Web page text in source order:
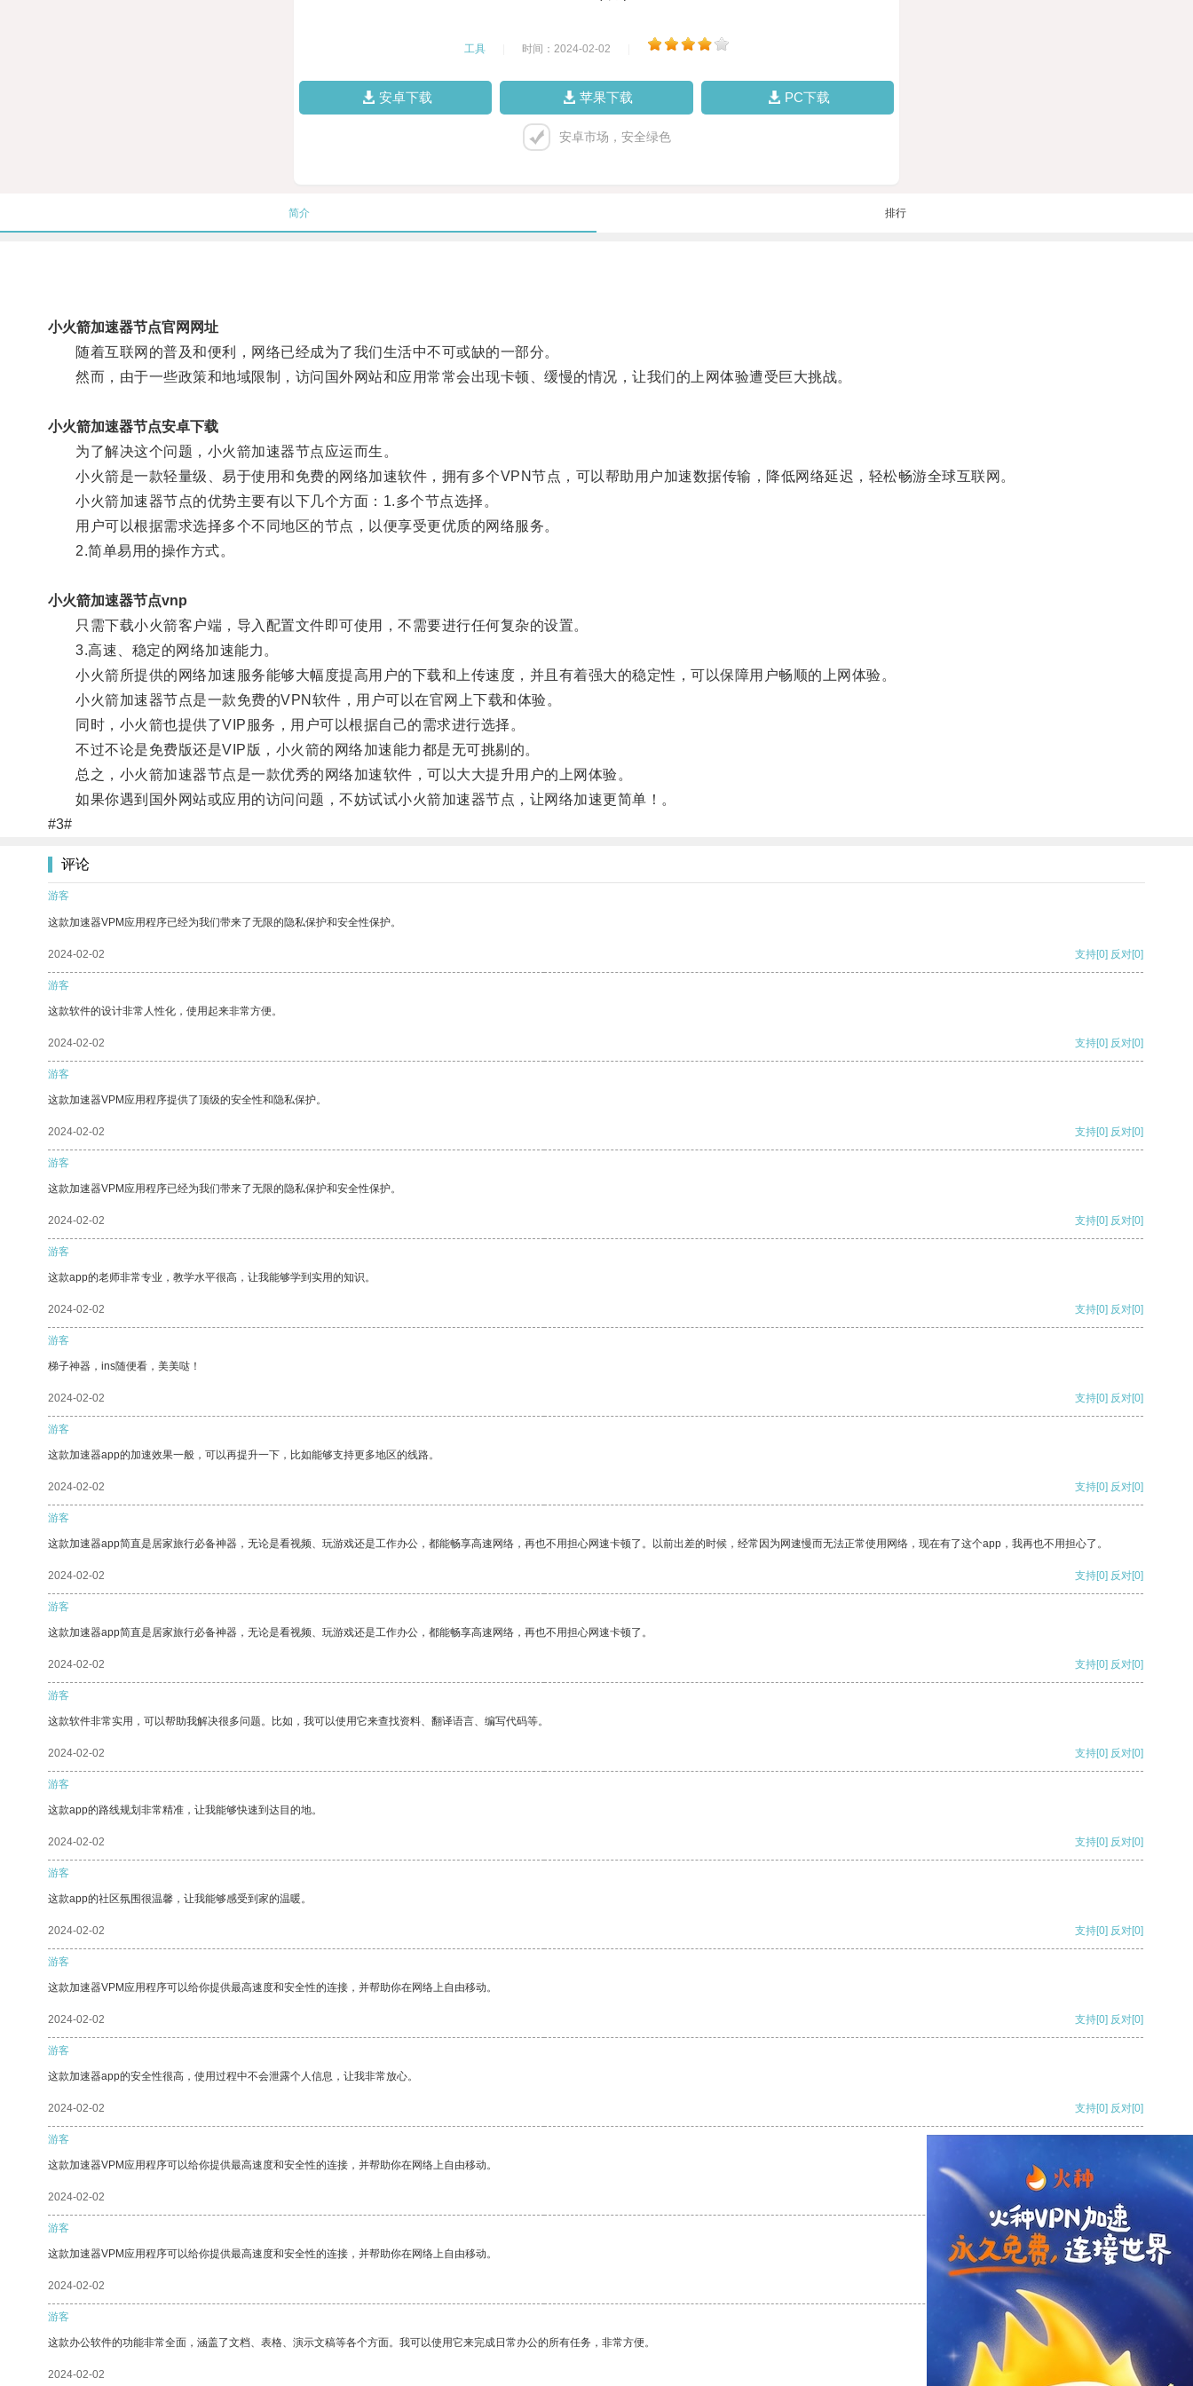
工具 时间：2024-02-02
安卓下载 苹果下载 PC下载
安卓市场，安全绿色
简介 排行
小火箭加速器节点官网网址
随着互联网的普及和便利，网络已经成为了我们生活中不可或缺的一部分。
然而，由于一些政策和地域限制，访问国外网站和应用常常会出现卡顿、缓慢的情况，让我们的上网体验遭受巨大挑战。
小火箭加速器节点安卓下载
为了解决这个问题，小火箭加速器节点应运而生。
小火箭是一款轻量级、易于使用和免费的网络加速软件，拥有多个VPN节点，可以帮助用户加速数据传输，降低网络延迟，轻松畅游全球互联网。
小火箭加速器节点的优势主要有以下几个方面：1.多个节点选择。
用户可以根据需求选择多个不同地区的节点，以便享受更优质的网络服务。
2.简单易用的操作方式。
小火箭加速器节点vnp
只需下载小火箭客户端，导入配置文件即可使用，不需要进行任何复杂的设置。
3.高速、稳定的网络加速能力。
小火箭所提供的网络加速服务能够大幅度提高用户的下载和上传速度，并且有着强大的稳定性，可以保障用户畅顺的上网体验。
小火箭加速器节点是一款免费的VPN软件，用户可以在官网上下载和体验。
同时，小火箭也提供了VIP服务，用户可以根据自己的需求进行选择。
不过不论是免费版还是VIP版，小火箭的网络加速能力都是无可挑剔的。
总之，小火箭加速器节点是一款优秀的网络加速软件，可以大大提升用户的上网体验。
如果你遇到国外网站或应用的访问问题，不妨试试小火箭加速器节点，让网络加速更简单！。
#3#
评论
游客
这款加速器VPM应用程序已经为我们带来了无限的隐私保护和安全性保护。
2024-02-02 支持[0] 反对[0]
游客
这款软件的设计非常人性化，使用起来非常方便。
2024-02-02 支持[0] 反对[0]
游客
这款加速器VPM应用程序提供了顶级的安全性和隐私保护。
2024-02-02 支持[0] 反对[0]
游客
这款加速器VPM应用程序已经为我们带来了无限的隐私保护和安全性保护。
2024-02-02 支持[0] 反对[0]
游客
这款app的老师非常专业，教学水平很高，让我能够学到实用的知识。
2024-02-02 支持[0] 反对[0]
游客
梯子神器，ins随便看，美美哒！
2024-02-02 支持[0] 反对[0]
游客
这款加速器app的加速效果一般，可以再提升一下，比如能够支持更多地区的线路。
2024-02-02 支持[0] 反对[0]
游客
这款加速器app简直是居家旅行必备神器，无论是看视频、玩游戏还是工作办公，都能畅享高速网络，再也不用担心网速卡顿了。以前出差的时候，经常因为网速慢而无法正常使用网络，现在有了这个app，我再也不用担心了。
2024-02-02 支持[0] 反对[0]
游客
这款加速器app简直是居家旅行必备神器，无论是看视频、玩游戏还是工作办公，都能畅享高速网络，再也不用担心网速卡顿了。
2024-02-02 支持[0] 反对[0]
游客
这款软件非常实用，可以帮助我解决很多问题。比如，我可以使用它来查找资料、翻译语言、编写代码等。
2024-02-02 支持[0] 反对[0]
游客
这款app的路线规划非常精准，让我能够快速到达目的地。
2024-02-02 支持[0] 反对[0]
游客
这款app的社区氛围很温馨，让我能够感受到家的温暖。
2024-02-02 支持[0] 反对[0]
游客
这款加速器VPM应用程序可以给你提供最高速度和安全性的连接，并帮助你在网络上自由移动。
2024-02-02 支持[0] 反对[0]
游客
这款加速器app的安全性很高，使用过程中不会泄露个人信息，让我非常放心。
2024-02-02 支持[0] 反对[0]
游客
这款加速器VPM应用程序可以给你提供最高速度和安全性的连接，并帮助你在网络上自由移动。
2024-02-02
游客
这款加速器VPM应用程序可以给你提供最高速度和安全性的连接，并帮助你在网络上自由移动。
2024-02-02 反对
游客
这款办公软件的功能非常全面，涵盖了文档、表格、演示文稿等各个方面。我可以使用它来完成日常办公的所有任务，非常方便。
2024-02-02 反对[0]